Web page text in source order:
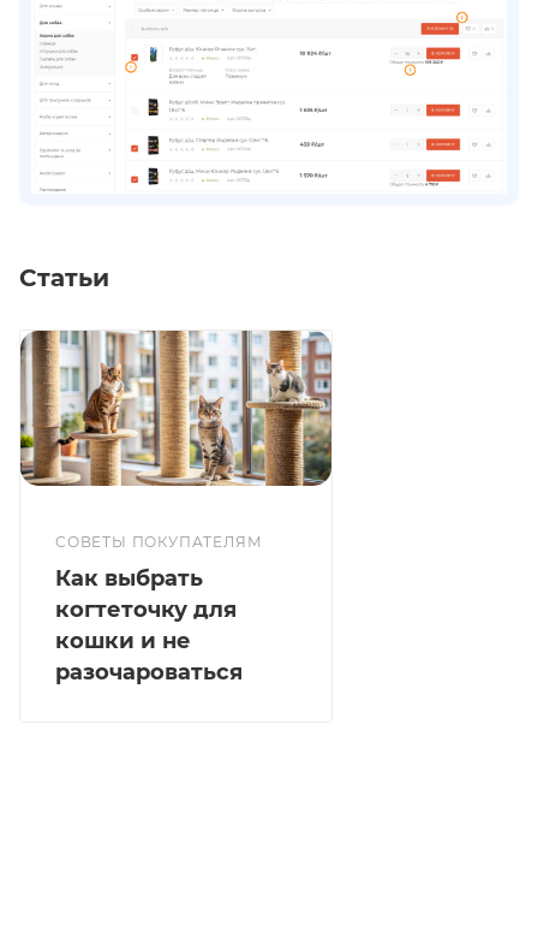
Статьи
СОВЕТЫ ПОКУПАТЕЛЯМ
Как выбрать
когтеточку для
кошки и не
разочароваться